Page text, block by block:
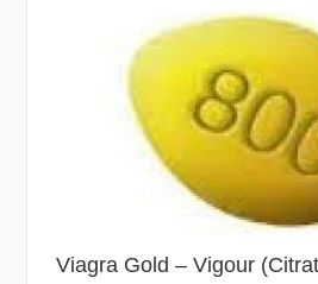
Viagra Gold – Vigour